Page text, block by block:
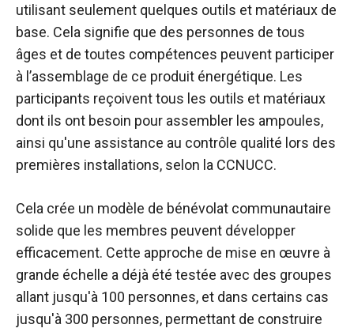
utilisant seulement quelques outils et matériaux de
base. Cela signifie que des personnes de tous
âges et de toutes compétences peuvent participer
à l’assemblage de ce produit énergétique. Les
participants reçoivent tous les outils et matériaux
dont ils ont besoin pour assembler les ampoules,
ainsi qu'une assistance au contrôle qualité lors des
premières installations, selon la CCNUCC.
Cela crée un modèle de bénévolat communautaire
solide que les membres peuvent développer
efficacement. Cette approche de mise en œuvre à
grande échelle a déjà été testée avec des groupes
allant jusqu'à 100 personnes, et dans certains cas
jusqu'à 300 personnes, permettant de construire